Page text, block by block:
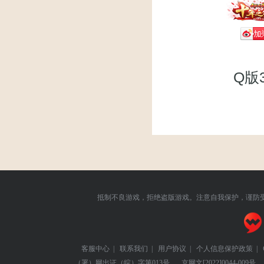
Q版
抵制不良游戏，拒绝盗版游戏。注意自我保护，谨防
客服中心 | 联系我们 | 用户协议 | 个人信息保护政策 |